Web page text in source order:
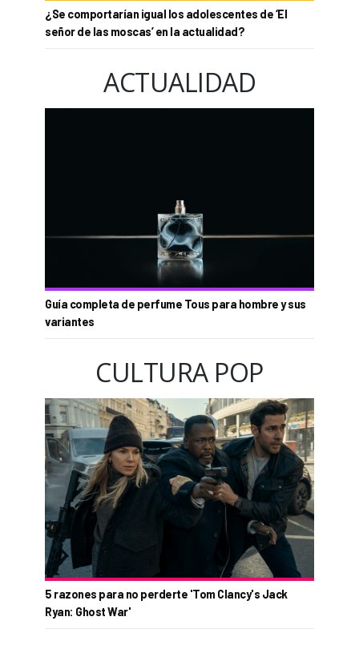
¿Se comportarían igual los adolescentes de ‘El
señor de las moscas’ en la actualidad?
ACTUALIDAD
Guía completa de perfume Tous para hombre y sus
variantes
CULTURA POP
5 razones para no perderte 'Tom Clancy's Jack
Ryan: Ghost War'